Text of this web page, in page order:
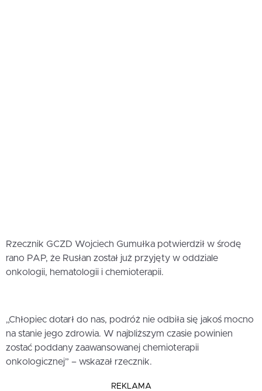
Rzecznik GCZD Wojciech Gumułka potwierdził w środę
rano PAP, że Rusłan został już przyjęty w oddziale
onkologii, hematologii i chemioterapii.
„Chłopiec dotarł do nas, podróż nie odbiła się jakoś mocno
na stanie jego zdrowia. W najbliższym czasie powinien
zostać poddany zaawansowanej chemioterapii
onkologicznej” – wskazał rzecznik.
REKLAMA